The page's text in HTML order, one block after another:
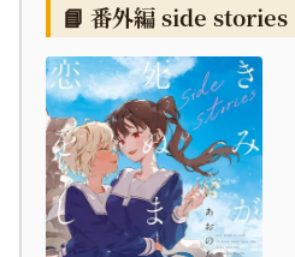
📘 番外編 side stories